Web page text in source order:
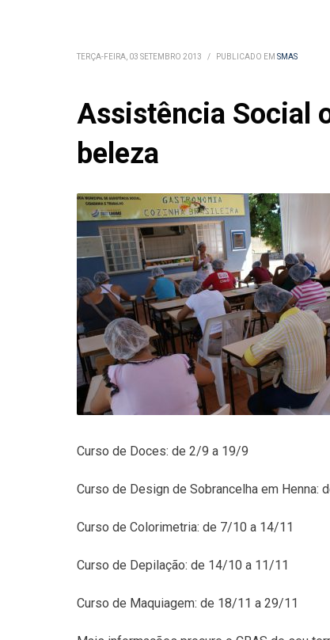
TERÇA-FEIRA, 03 SETEMBRO 2013 / PUBLICADO EM SMAS
Assistência Social
beleza
Curso de Doces: de 2/9 a 19/9
Curso de Design de Sobrancelha em Henna:
Curso de Colorimetria: de 7/10 a 14/11
Curso de Depilação: de 14/10 a 11/11
Curso de Maquiagem: de 18/11 a 29/11